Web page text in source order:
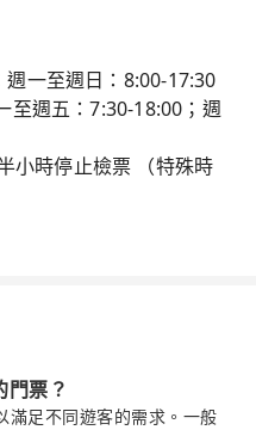
一至週日：8:00-17:30
至週五：7:30-18:00；週
小時停止檢票 （特殊時
門票？
滿足不同遊客的需求。一般